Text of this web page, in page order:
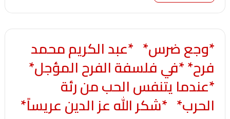
*وجع ضرس* *عبد الكريم محمد
فرح* *في فلسفة الفرح المؤجل*
*عندما يتنفس الحب من رئة
الحرب* *شكر الله عز الدين عريساً*